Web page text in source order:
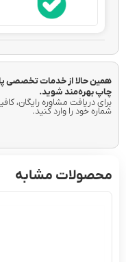
همین حالا از خدمات تخصصی
چاپ بهره‌مند شوید.
برای دریافت مشاوره رایگان،
شماره خود را وارد کنید.
محصولات مشابه